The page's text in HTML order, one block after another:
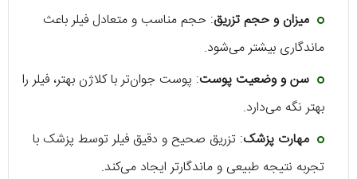
میزان و حجم تزریق: حجم مناسب و متعادل فیلر باعث
ماندگاری بیشتر می‌شود.
سن و وضعیت پوست: پوست جوان‌تر با کلاژن بهتر، فیلر را
بهتر نگه می‌دارد.
مهارت پزشک: تزریق صحیح و دقیق فیلر توسط پزشک با
تجربه نتیجه طبیعی و ماندگارتر ایجاد می‌کند.